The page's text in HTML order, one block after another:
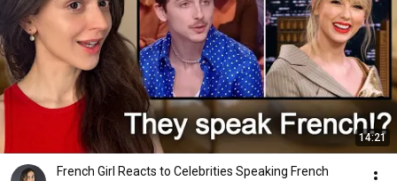
14:21
French Girl Reacts to Celebrities Speaking French